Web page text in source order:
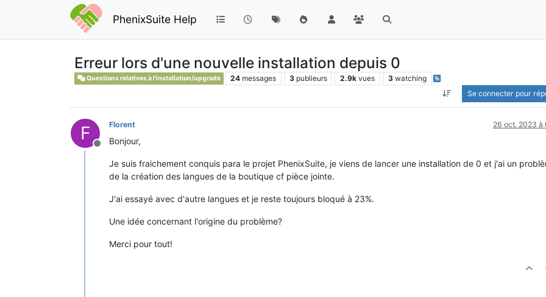
PhenixSuite Help
Erreur lors d'une nouvelle installation depuis 0
Questions relatives à l'installation/upgrade 24 messages 3 publieurs 2.9k vues 3 watching
Se connecter pour
F
Hors-ligne
Florent 26 oct. 2023 à
Bonjour,
Je suis fraichement conquis para le projet PhenixSuite, je viens de lancer une installation de 0 et j'ai un
de la création des langues de la boutique cf pièce jointe.
J'ai essayé avec d'autre langues et je reste toujours bloqué à 23%.
Une idée concernant l'origine du problème?
Merci pour tout!